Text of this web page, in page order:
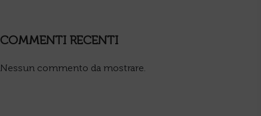
COMMENTI RECENTI
Nessun commento da mostrare.